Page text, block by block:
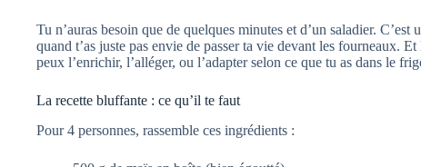
Tu n’auras besoin que de quelques minutes et d’un saladier.
quand t’as juste pas envie de passer ta vie devant les fourneaux.
peux l’enrichir, l’alléger, ou l’adapter selon ce que tu as dans le
La recette bluffante : ce qu’il te faut
Pour 4 personnes, rassemble ces ingrédients :